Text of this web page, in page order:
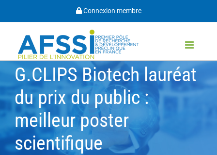
contenu
Connexion membre
G.CLIPS Biotech lauréat
du prix du public :
meilleur poster
scientifique